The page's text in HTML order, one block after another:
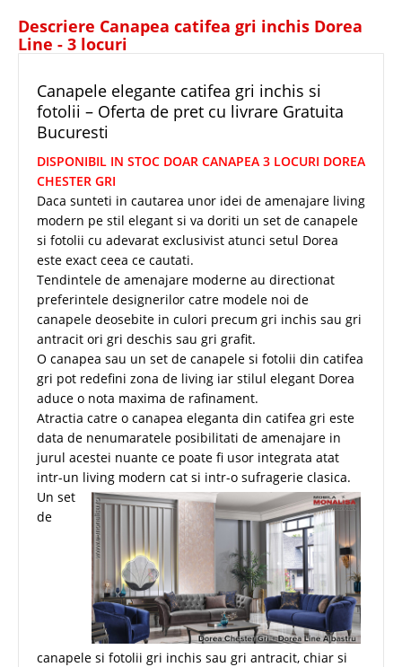
Descriere Canapea catifea gri inchis Dorea
Line - 3 locuri
Canapele elegante catifea gri inchis si
fotolii – Oferta de pret cu livrare Gratuita
Bucuresti
DISPONIBIL IN STOC DOAR CANAPEA 3 LOCURI DOREA
CHESTER GRI
Daca sunteti in cautarea unor idei de amenajare living
modern pe stil elegant si va doriti un set de canapele
si fotolii cu adevarat exclusivist atunci setul Dorea
este exact ceea ce cautati.
Tendintele de amenajare moderne au directionat
preferintele designerilor catre modele noi de
canapele deosebite in culori precum gri inchis sau gri
antracit ori gri deschis sau gri grafit.
O canapea sau un set de canapele si fotolii din catifea
gri pot redefini zona de living iar stilul elegant Dorea
aduce o nota maxima de rafinament.
Atractia catre o canapea eleganta din catifea gri este
data de nenumaratele posibilitati de amenajare in
jurul acestei nuante ce poate fi usor integrata atat
intr-un living modern cat si intr-o sufragerie clasica.
Un set
de
canapele si fotolii gri inchis sau gri antracit, chiar si